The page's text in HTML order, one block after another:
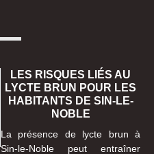
LES RISQUES LIÉS AU
LYCTE BRUN POUR LES
HABITANTS DE SIN-LE-
NOBLE
La présence de lycte brun à
Sin-le-Noble peut entraîner